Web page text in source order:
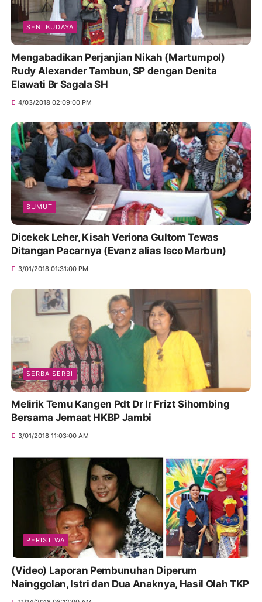
SENI BUDAYA
Mengabadikan Perjanjian Nikah (Martumpol)
Rudy Alexander Tambun, SP dengan Denita
Elawati Br Sagala SH
4/03/2018 02:09:00 PM
SUMUT
Dicekek Leher, Kisah Veriona Gultom Tewas
Ditangan Pacarnya (Evanz alias Isco Marbun)
3/01/2018 01:31:00 PM
SERBA SERBI
Melirik Temu Kangen Pdt Dr Ir Frizt Sihombing
Bersama Jemaat HKBP Jambi
3/01/2018 11:03:00 AM
PERISTIWA
(Video) Laporan Pembunuhan Diperum
Nainggolan, Istri dan Dua Anaknya, Hasil Olah TKP